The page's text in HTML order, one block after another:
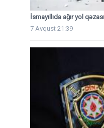
İsmayıllıda ağır yol
7 Avqust 21:39